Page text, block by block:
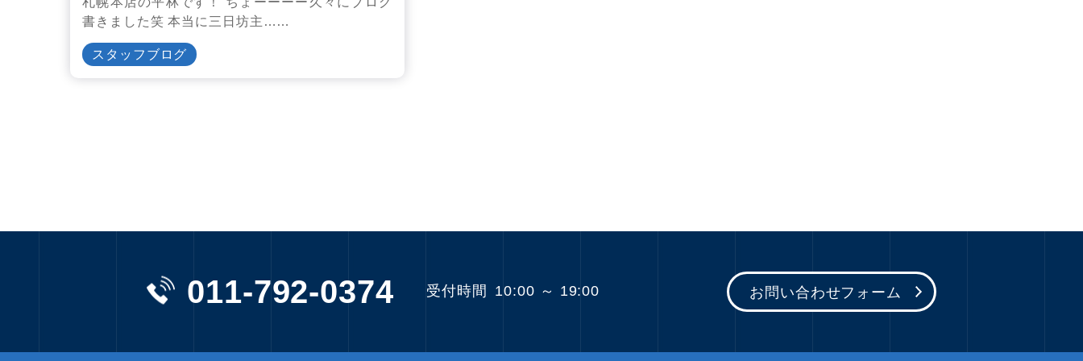
書きました笑 本当に三日坊主……
スタッフブログ
011-792-0374 受付時間 10:00 ～ 19:00 お問い合わせフォーム